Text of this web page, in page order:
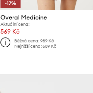
-17%
Overal Medicine
Aktuální cena:
569 Kč
Běžná cena: 989 Kč
Nejnižší cena: 689 Kč